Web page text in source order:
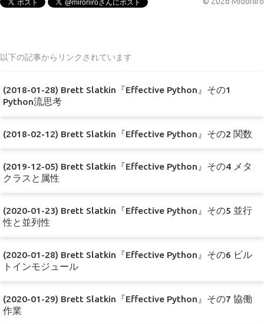
以下の記事からリンクされています
(2018-01-28) Brett Slatkin『Effective Python』その1
Python流思考
(2018-02-12) Brett Slatkin『Effective Python』その2 関数
(2019-12-05) Brett Slatkin『Effective Python』その4 メタ
クラスと属性
(2020-01-23) Brett Slatkin『Effective Python』その5 並行
性と並列性
(2020-01-28) Brett Slatkin『Effective Python』その6 ビル
トインモジュール
(2020-01-29) Brett Slatkin『Effective Python』その7 協働
作業